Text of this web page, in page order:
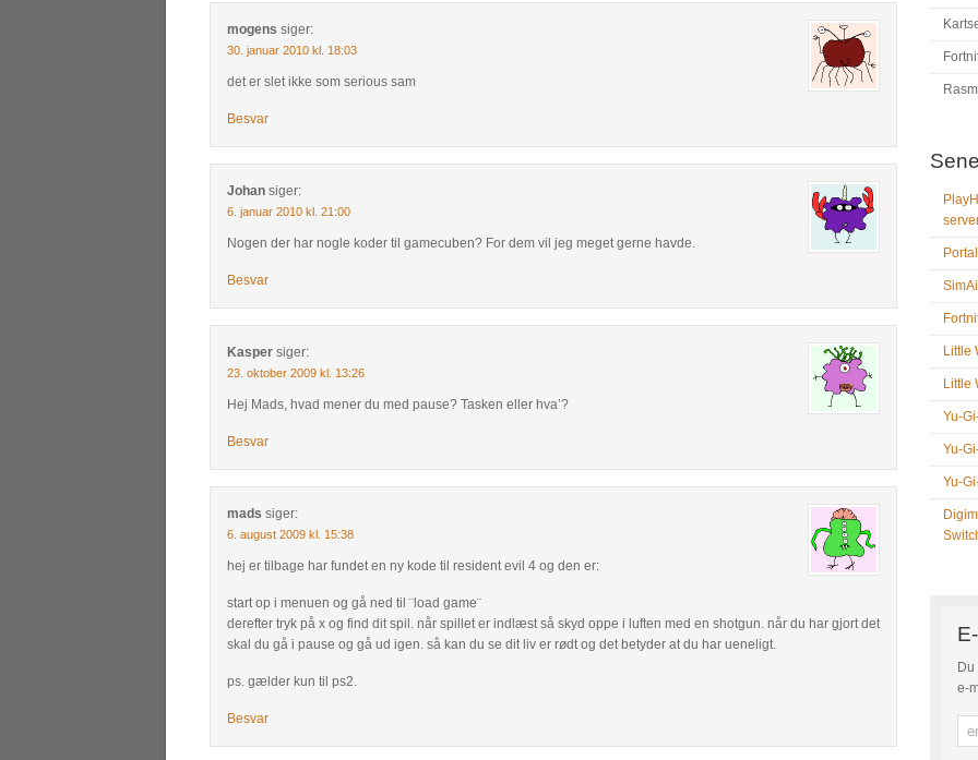
mogens siger:
30. januar 2010 kl. 18:03
det er slet ikke som serious sam
Besvar
Johan siger:
6. januar 2010 kl. 21:00
Nogen der har nogle koder til gamecuben? For dem vil jeg meget gerne havde.
Besvar
Kasper siger:
23. oktober 2009 kl. 13:26
Hej Mads, hvad mener du med pause? Tasken eller hva’?
Besvar
mads siger:
6. august 2009 kl. 15:38
hej er tilbage har fundet en ny kode til resident evil 4 og den er:
start op i menuen og gå ned til ¨load game¨
derefter tryk på x og find dit spil. når spillet er indlæst så skyd oppe i luften med en shotgun. når du har gjort det
skal du gå i pause og gå ud igen. så kan du se dit liv er rødt og det betyder at du har ueneligt.
ps. gælder kun til ps2.
Besvar
Little
Little
Yu-
Yu-
Yu-
e-